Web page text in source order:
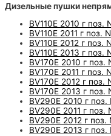
Дизельные пушки
BV110E 2010 г поз.
BV110E 2011 г поз.
BV110E 2012 г поз.
BV110E 2013 г поз.
BV170E 2010 г поз.
BV170E 2011 г поз.
BV170E 2012 г поз.
BV170E 2013 г поз.
BV290E 2010 г поз.
BV290E 2011 г поз.
BV290E 2012 г поз.
BV290E 2013 г поз.